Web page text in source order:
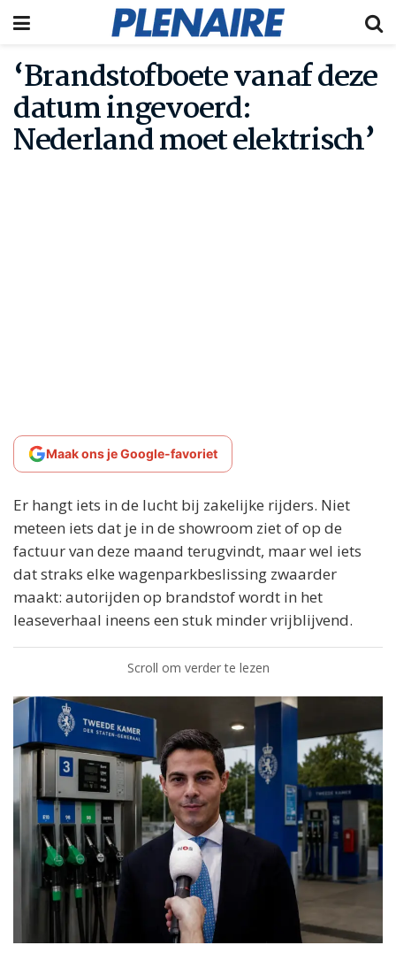
‘Brandstofboete vanaf deze
datum ingevoerd:
Nederland moet elektrisch’
Maak ons je Google-favoriet
Er hangt iets in de lucht bij zakelijke rijders. Niet
meteen iets dat je in de showroom ziet of op de
factuur van deze maand terugvindt, maar wel iets
dat straks elke wagenparkbeslissing zwaarder
maakt: autorijden op brandstof wordt in het
leaseverhaal ineens een stuk minder vrijblijvend.
Scroll om verder te lezen